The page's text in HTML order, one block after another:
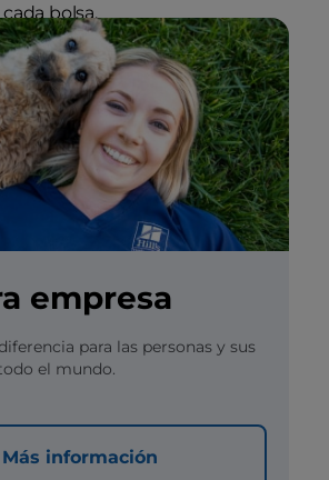
bolsa.
empresa
para las personas y sus
el mundo.
Más información